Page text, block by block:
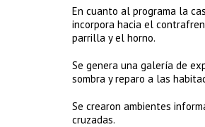
En cuanto al programa la
incorpora hacia el
parrilla y el horno.
Se genera una galería de
sombra y reparo a las
Se crearon ambientes
cruzadas.